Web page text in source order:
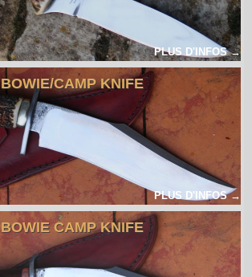
PLUS D'INFOS →
BOWIE/CAMP KNIFE
PLUS D'INFOS →
BOWIE CAMP KNIFE